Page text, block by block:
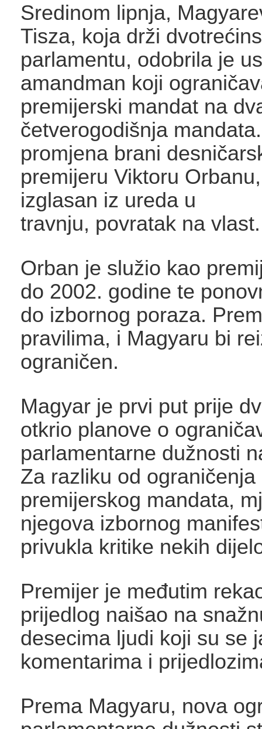
Sredinom lipnja,
Tisza, koja drži
parlamentu, odobrila je
amandman koji
premijerski mandat na
četverogodišnja
promjena brani
premijeru Viktoru
izglasan iz ureda u
travnju, povratak na vlast.
Orban je služio kao
do 2002. godine te
do izbornog poraza.
pravilima, i Magyaru bi
ograničen.
Magyar je prvi put prije
otkrio planove o
parlamentarne dužnosti
Za razliku od ograničenja
premijerskog mandata,
njegova izbornog
privukla kritike nekih
Premijer je međutim
prijedlog naišao na
desecima ljudi koji su se
komentarima i
Prema Magyaru, nova